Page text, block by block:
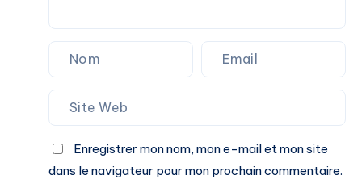
Enregistrer mon nom, mon e-mail et mon site
dans le navigateur pour mon prochain commentaire.